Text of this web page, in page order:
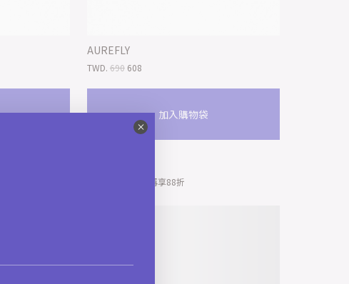
AUREFLY
TWD. 690 608
加入購物袋
*限時快閃 | 結帳再享88折